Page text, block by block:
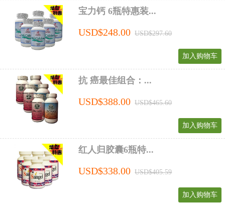
宝力钙 6瓶特惠装...
USD$248.00 USD$297.60
加入购物车
抗 癌最佳组合：...
USD$388.00 USD$465.60
加入购物车
红人归胶囊6瓶特...
USD$338.00 USD$405.59
加入购物车